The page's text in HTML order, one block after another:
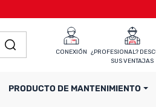
CONEXIÓN
¿PROFESIONAL?
SUS VENTAJAS
PRODUCTO DE MANTENIMIENTO